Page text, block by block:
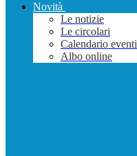
Novità
Le notizie
Le circolari
Calendario eventi
Albo online